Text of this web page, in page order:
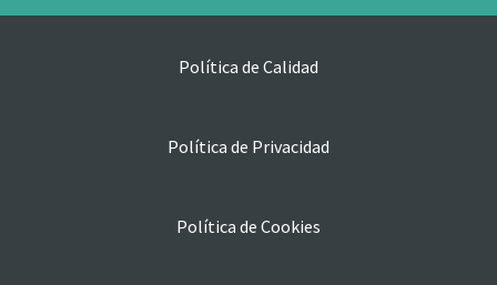
Política de Calidad
Política de Privacidad
Política de Cookies